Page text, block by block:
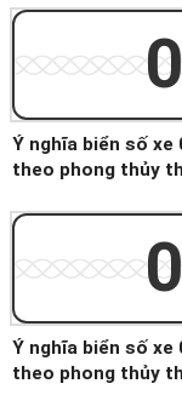
Ý nghĩa biển số xe
theo phong thủy
Ý nghĩa biển số xe
theo phong thủy